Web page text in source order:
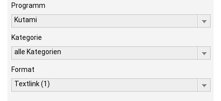
Programm
Kutami
Kategorie
alle Kategorien
Format
Textlink (1)